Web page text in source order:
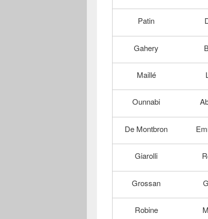
Patin
Gahery
Maillé
Ounnabi
De Montbron
Giarolli
Grossan
Robine